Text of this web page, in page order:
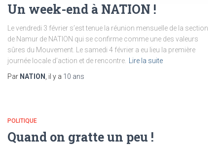
Un week-end à NATION !
Le vendredi 3 février s’est tenue la réunion mensuelle de la section
de Namur de NATION qui se confirme comme une des valeurs
sûres du Mouvement. Le samedi 4 février a eu lieu la première
journée locale d’action et de rencontre.
Lire la suite
Par NATION , il y a 10 ans
POLITIQUE
Quand on gratte un peu !